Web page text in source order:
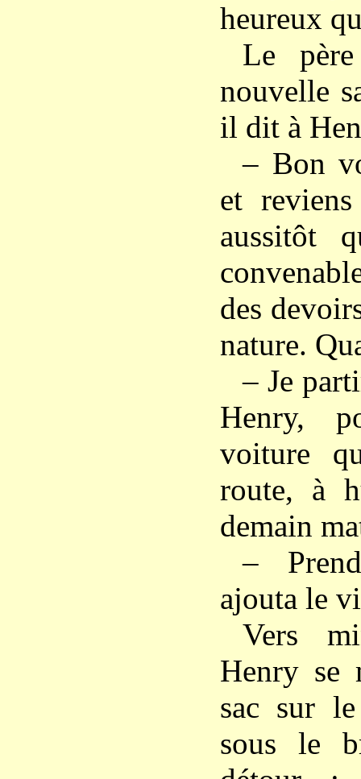
heureux
Le
nouvelle
il dit à
– Bon
et
aussitôt
des
nature.
– Je
Henry,
voiture
route, à
demain
–
ajouta le
Vers
Henry se
sac sur
sous le